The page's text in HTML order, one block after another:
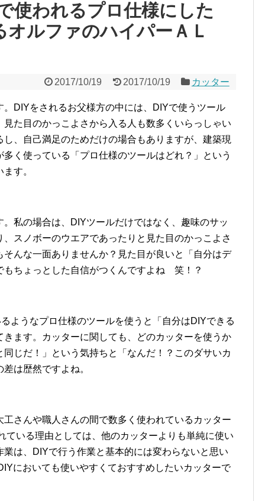
使われるプロ仕様にした
ルファのハイパーＡＬ
2017/10/19 2017/10/19 カッター
DIYをされるお父様方の中には、DIYで使うツール
た目のかっこよさから入る人も数多くいらっしゃい
、自己満足のためだけの場合もありますが、建築現
く使っている「プロ仕様のツールはどれ？」という
す。
私の場合は、DIYツールだけではなく、趣味のサッ
スノボーのウエアであったりと見た目のかっこよさ
んな一面ありませんか？見た目が良いと「自分はデ
もちょっとした自信がつくんですよね 笑！？
ようなプロ仕様のツールを使うと「自分はDIYできる
ます。カッターに関しても、どのカッターを使うか
じだ！」という気持ちと「なんだ！？このダサいカ
は歴然ですよね。
さんや職人さんの間で数多く使われているカッター
ている理由としては、他のカッターよりも単純に使い
は、DIYで行う作業と基本的には変わらないと思い
においても使いやすくておすすめしたいカッターで